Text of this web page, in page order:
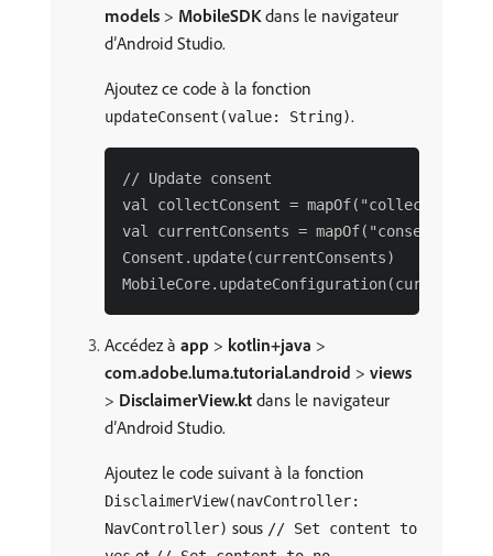
models > MobileSDKdans le navigateur
d’Android Studio.
Ajoutez ce code à la fonction
updateConsent(value: String).
// Update consent
val collectConsent = mapOf("collect" to
val currentConsents = mapOf("consents"
Consent.update(currentConsents)
Accédez à app > kotlin+java >
com.adobe.luma.tutorial.android > views
> DisclaimerView.kt dans le navigateur
d’Android Studio.
Ajoutez le code suivant à la fonction
DisclaimerView(navController:
NavController) sous // Set content to